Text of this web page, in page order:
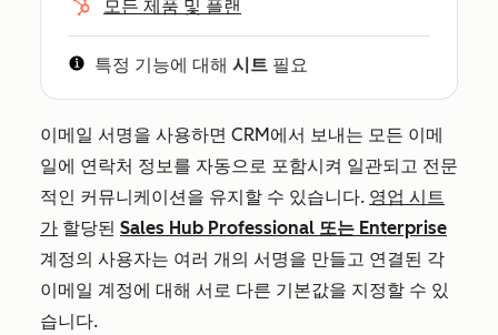
모든 제품 및 플랜
특정 기능에 대해 시트 필요
이메일 서명을 사용하면 CRM에서 보내는 모든 이메
일에 연락처 정보를 자동으로 포함시켜 일관되고 전문
적인 커뮤니케이션을 유지할 수 있습니다. 영업 시트
가 할당된 Sales Hub Professional 또는 Enterprise
계정의 사용자는 여러 개의 서명을 만들고 연결된 각
이메일 계정에 대해 서로 다른 기본값을 지정할 수 있
습니다.